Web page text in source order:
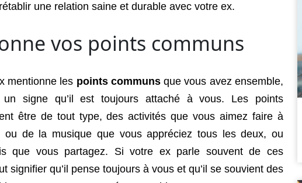
une relation saine et durable avec votre ex.
vos points communs
mentionne les points communsque vous avez ensemble,
signe qu’il est toujours attaché à vous. Les points
être de tout type, des activités que vous aimez faire à
ou de la musique que vous appréciez tous les deux, ou
que vous partagez. Si votre ex parle souvent de ces
signifier qu’il pense toujours à vous et qu’il se souvient des